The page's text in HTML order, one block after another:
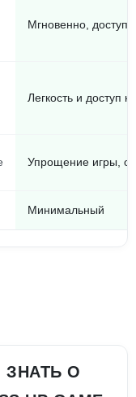
Мгновенно, доступ
Легкость и доступ
Упрощение игры,
Минимальный
ЗНАТЬ О